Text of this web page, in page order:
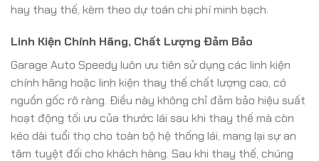
hay thay thế, kèm theo dự toán chi phí minh bạch.
Linh Kiện Chính Hãng, Chất Lượng Đảm Bảo
Garage Auto Speedy luôn ưu tiên sử dụng các linh kiện
chính hãng hoặc linh kiện thay thế chất lượng cao, có
nguồn gốc rõ ràng. Điều này không chỉ đảm bảo hiệu suất
hoạt động tối ưu của thước lái sau khi thay thế mà còn
kéo dài tuổi thọ cho toàn bộ hệ thống lái, mang lại sự an
tâm tuyệt đối cho khách hàng. Sau khi thay thế, chúng